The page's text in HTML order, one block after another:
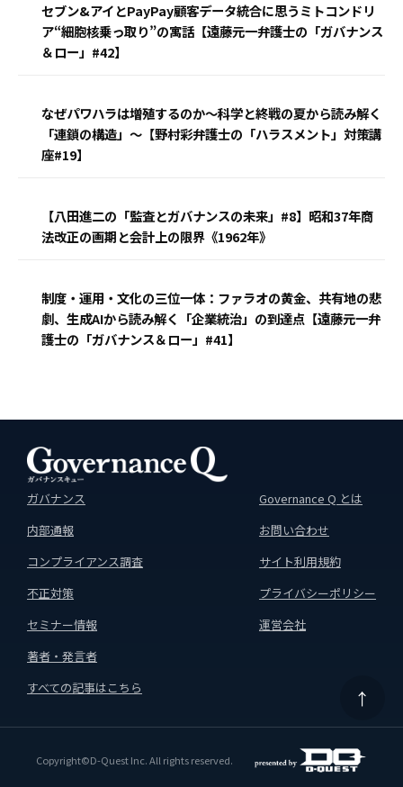
セブン&アイとPayPay顧客データ統合に思うミトコンドリ
ア“細胞核乗っ取り”の寓話【遠藤元一弁護士の「ガバナンス
＆ロー」#42】
なぜパワハラは増殖するのか〜科学と終戦の夏から読み解く
「連鎖の構造」〜【野村彩弁護士の「ハラスメント」対策講
座#19】
【八田進二の「監査とガバナンスの未来」#8】昭和37年商
法改正の画期と会計上の限界《1962年》
制度・運用・文化の三位一体：ファラオの黄金、共有地の悲
劇、生成AIから読み解く「企業統治」の到達点【遠藤元一弁
護士の「ガバナンス＆ロー」#41】
↑
ガバナンス
内部通報
コンプライアンス調査
不正対策
セミナー情報
著者・発言者
すべての記事はこちら
Governance Q とは
お問い合わせ
サイト利用規約
プライバシーポリシー
運営会社
Copyright©D-Quest Inc. All rights reserved.